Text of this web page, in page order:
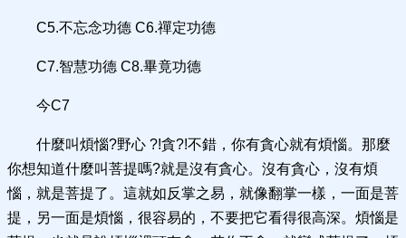
C5.不忘念功德 C6.禪定功德
C7.智慧功德 C8.畢竟功德
今C7
什麼叫煩惱?野心 ?!貪?!不錯，你有貪心就有煩惱。那麼
你想知道什麼叫菩提嗎?就是沒有貪心。沒有貪心，沒有煩
惱，就是菩提了。這就如反掌之易，就像翻掌一樣，一面是菩
提，另一面是煩惱，很容易的，不要把它看得很高深。煩惱是